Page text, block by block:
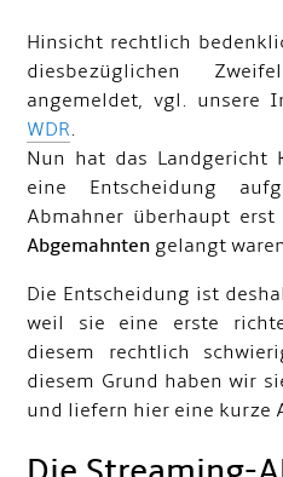
Hinsicht rechtlich
diesbezüglichen
angemeldet, vgl. unsere
WDR.
Nun hat das Landgericht
eine Entscheidung
Abmahner überhaupt
Abgemahnten gelangt
Die Entscheidung ist
weil sie eine erste
diesem rechtlich
diesem Grund haben wir
und liefern hier eine kurze